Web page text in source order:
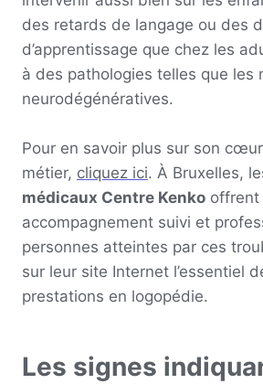
des retards de langage ou des
d’apprentissage que chez les
à des pathologies telles que les
neurodégénératives.
Pour en savoir plus sur son
métier, cliquez ici. À Bruxelles,
médicaux Centre Kenko offrent
accompagnement suivi et
personnes atteintes par ces
sur leur site Internet l’essentiel
prestations en logopédie.
Les signes